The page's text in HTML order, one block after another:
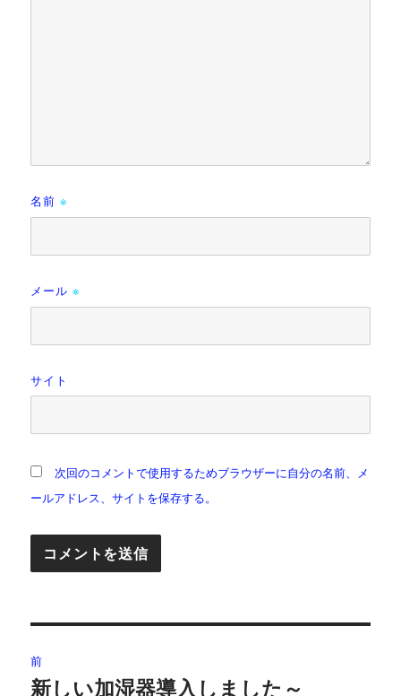
名前※
メール※
サイト
次回のコメントで使用するためブラウザーに自分の名前、メ
ールアドレス、サイトを保存する。
稿
前
前
新しい加湿器導入しました～